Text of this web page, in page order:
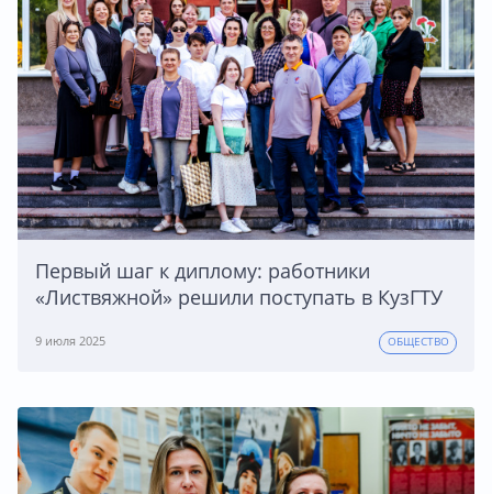
Первый шаг к диплому: работники
«Листвяжной» решили поступать в КузГТУ
9 июля 2025 ОБЩЕСТВО